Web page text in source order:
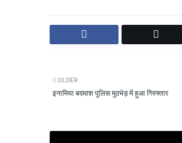
OLDER
इनामिया बदमाश पुलिस मुठभेड़ में हुआ गिरफ्तार